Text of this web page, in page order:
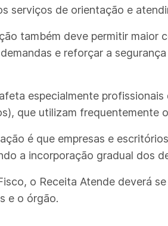
serviços de orientação e
também deve permitir maior
e reforçar a
especialmente
que utilizam frequentemente
é que empresas e
a incorporação gradual dos
o Receita Atende deverá
e o órgão.